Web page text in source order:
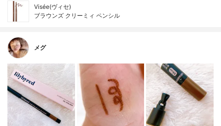
Visée(ヴィセ)
ブラウンズ クリーミィ ペンシル
メグ